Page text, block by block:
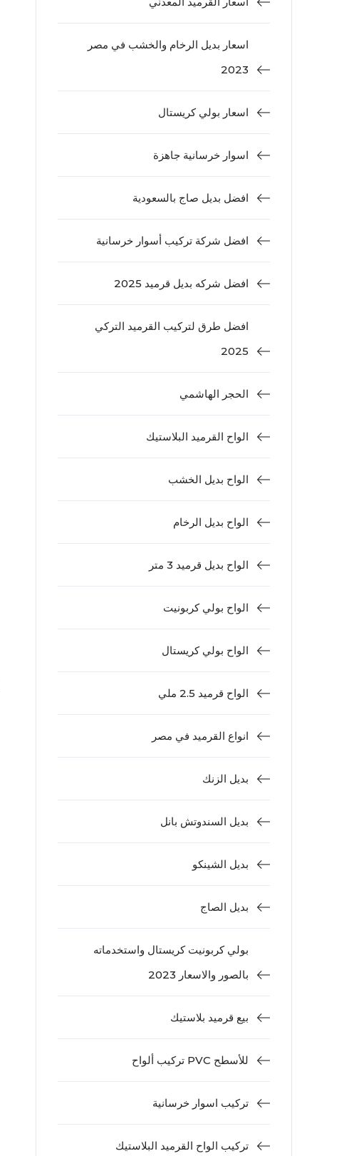
اسعار بديل الرخام والخشب في مصر
2023
اسعار بولي كريستال
اسوار خرسانية جاهزة
افضل بديل صاج بالسعودية
افضل شركة تركيب أسوار خرسانية
افضل شركه بديل قرميد 2025
افضل طرق لتركيب القرميد التركي
2025
الحجر الهاشمي
الواح القرميد البلاستيك
الواح بديل الخشب
الواح بديل الرخام
الواح بديل قرميد 3 متر
الواح بولي كربونيت
الواح بولي كريستال
الواح قرميد 2.5 ملي
انواع القرميد في مصر
بديل الزنك
بديل السندوتش بانل
بديل الشينكو
بديل الصاج
بولي كربونيت كريستال واستخدماته
بالصور والاسعار 2023
بيع قرميد بلاستيك
تركيب ألواح PVC للأسطح
تركيب اسوار خرسانية
تركيب الواح القرميد البلاستيك